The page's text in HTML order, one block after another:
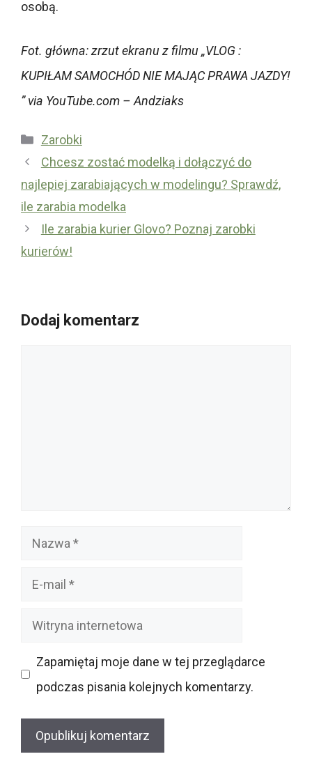
osobą.
Fot. główna: zrzut ekranu z filmu „VLOG :
KUPIŁAM SAMOCHÓD NIE MAJĄC PRAWA JAZDY!
” via YouTube.com – Andziaks
Kategorie
Zarobki
Chcesz zostać modelką i dołączyć do
najlepiej zarabiających w modelingu? Sprawdź,
ile zarabia modelka
Ile zarabia kurier Glovo? Poznaj zarobki
kurierów!
Dodaj komentarz
Nazwa
Witryna
Zapamiętaj moje dane w tej przeglądarce
podczas pisania kolejnych komentarzy.